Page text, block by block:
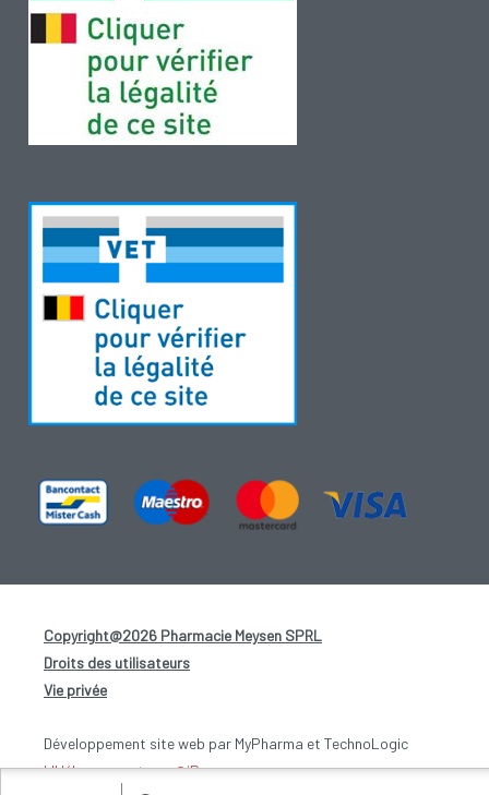
Copyright@2026 Pharmacie Meysen SPRL
Droits des utilisateurs
Vie privée
Développement site web par MyPharma et TechnoLogic
L'Hébergement par @iPower